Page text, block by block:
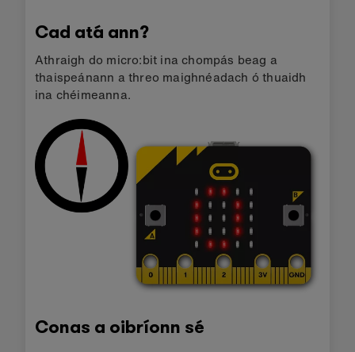
Cad atá ann?
Athraigh do micro:bit ina chompás beag a
thaispeánann a threo maighnéadach ó thuaidh
ina chéimeanna.
Conas a oibríonn sé